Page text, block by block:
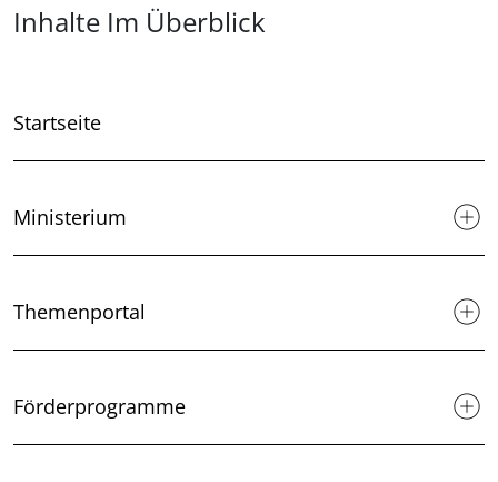
Überblick: Inhalte
Inhalte Im Überblick
Startseite
Ministerium
Themenportal
Förderprogramme